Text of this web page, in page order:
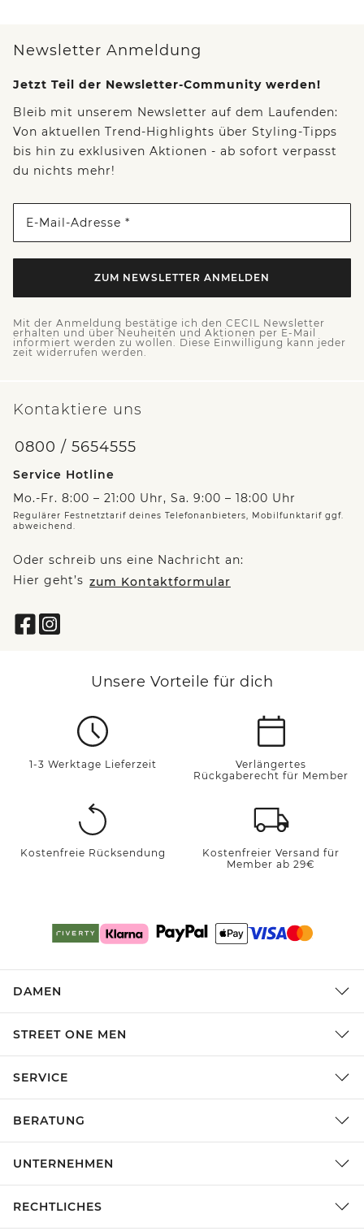
Newsletter Anmeldung
Jetzt Teil der Newsletter-Community werden!
Bleib mit unserem Newsletter auf dem Laufenden:
Von aktuellen Trend-Highlights über Styling-Tipps
bis hin zu exklusiven Aktionen - ab sofort verpasst
du nichts mehr!
E-Mail-Adresse *
ZUM NEWSLETTER ANMELDEN
Mit der Anmeldung bestätige ich den CECIL Newsletter
erhalten und über Neuheiten und Aktionen per E-Mail
informiert werden zu wollen. Diese Einwilligung kann jeder
zeit widerrufen werden.
Kontaktiere uns
0800 / 5654555
Service Hotline
Mo.-Fr. 8:00 – 21:00 Uhr, Sa. 9:00 – 18:00 Uhr
Regulärer Festnetztarif deines Telefonanbieters, Mobilfunktarif ggf.
abweichend.
Oder schreib uns eine Nachricht an:
Hier geht’s zum Kontaktformular
Unsere Vorteile für dich
1-3 Werktage Lieferzeit
Verlängertes
Rückgaberecht für Member
Kostenfreie Rücksendung
Kostenfreier Versand für
Member ab 29€
DAMEN
STREET ONE MEN
SERVICE
BERATUNG
UNTERNEHMEN
RECHTLICHES